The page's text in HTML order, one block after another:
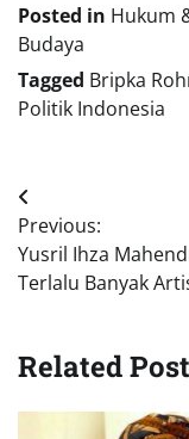
Posted in Hukum
Budaya
Tagged Bripka
Politik Indonesia
Navigasi
pos
Previous:
Yusril Ihza
Terlalu Banyak
Related